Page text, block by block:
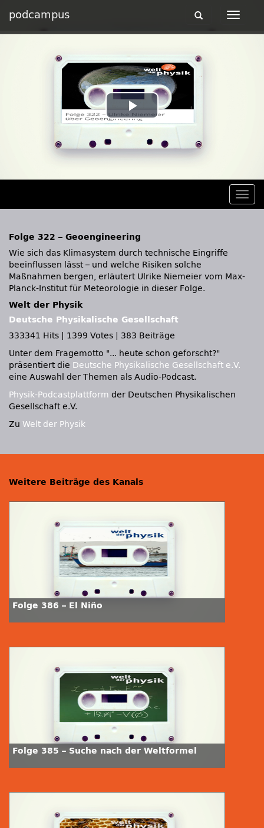
podcampus
Toggle
Toggle
Play
Video
Folge 322 – Geoengineering
Wie sich das Klimasystem durch technische Eingriffe
beeinflussen lässt – und welche Risiken solche
Maßnahmen bergen, erläutert Ulrike Niemeier vom Max-
Planck-Institut für Meteorologie in dieser Folge.
Welt der Physik
Deutsche Physikalische Gesellschaft
333341 Hits
1399 Votes
383 Beiträge
Unter dem Fragemotto
... heute schon geforscht?
präsentiert die Deutsche Physikalische Gesellschaft e.V.
eine Auswahl der Themen als Audio-Podcast.
Physik-Podcastplattform der Deutschen Physikalischen
Gesellschaft e.V.
Zu Welt der Physik
Weitere Beiträge des Kanals
Folge 386 – El Niño
Folge 385 – Suche nach der Weltformel